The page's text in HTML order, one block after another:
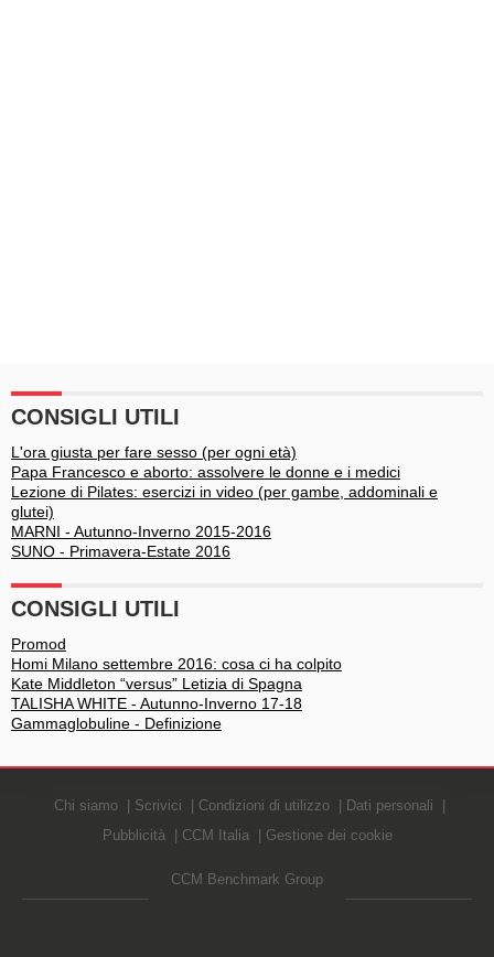
CONSIGLI UTILI
L'ora giusta per fare sesso (per ogni età)
Papa Francesco e aborto: assolvere le donne e i medici
Lezione di Pilates: esercizi in video (per gambe, addominali e
glutei)
MARNI - Autunno-Inverno 2015-2016
SUNO - Primavera-Estate 2016
CONSIGLI UTILI
Promod
Homi Milano settembre 2016: cosa ci ha colpito
Kate Middleton “versus” Letizia di Spagna
TALISHA WHITE - Autunno-Inverno 17-18
Gammaglobuline - Definizione
Chi siamo Scrivici Condizioni di utilizzo
Dati personali
Pubblicità
CCM Italia Gestione dei cookie
CCM Benchmark Group